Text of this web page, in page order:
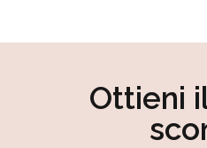
Ottieni